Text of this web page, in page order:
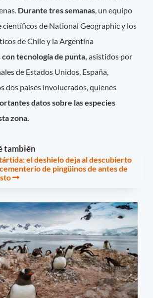
Durante tres semanas , un equipo
científicos de National Geographic y los
de Chile y la Argentina
tecnología de punta, asistidos por
de Estados Unidos, España,
dos países involucrados, quienes
datos sobre las especies
zona.
también
el deshielo deja al descubierto
de pingüinos de antes de